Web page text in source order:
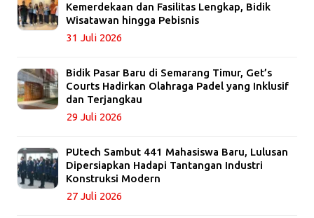
Kemerdekaan dan Fasilitas Lengkap, Bidik
Wisatawan hingga Pebisnis
31 Juli 2026
Bidik Pasar Baru di Semarang Timur, Get’s
Courts Hadirkan Olahraga Padel yang Inklusif
dan Terjangkau
29 Juli 2026
PUtech Sambut 441 Mahasiswa Baru, Lulusan
Dipersiapkan Hadapi Tantangan Industri
Konstruksi Modern
27 Juli 2026